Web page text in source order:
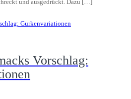
und ausgedrückt. Dazu […]
Vorschlag: